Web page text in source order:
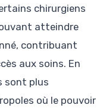
chirurgiens
atteindre
contribuant
aux soins. En
sont plus
où le pouvoir